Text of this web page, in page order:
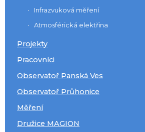
Infrazvuková měření
Atmosférická elektřina
Projekty
Pracovníci
Observatoř Panská Ves
Observatoř Průhonice
Měření
Družice MAGION